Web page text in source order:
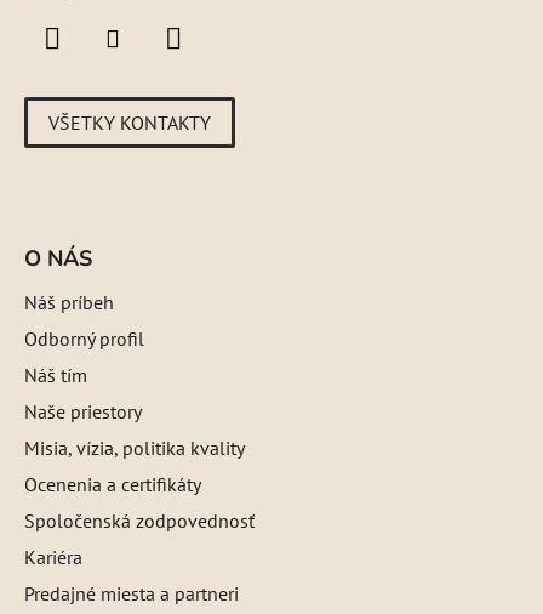
VŠETKY KONTAKTY
O NÁS
Náš príbeh
Odborný profil
Náš tím
Naše priestory
Misia, vízia, politika kvality
Ocenenia a certifikáty
Spoločenská zodpovednosť
Kariéra
Predajné miesta a partneri